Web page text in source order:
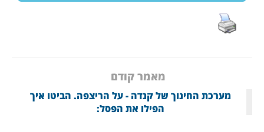
מאמר קודם
מערכת החינוך של קנדה - על הריצפה. הביטו איך
הפילו את הפסל: